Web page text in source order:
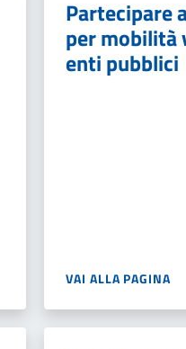
Partecipare
per mobilità
enti pubblici
VAI ALLA PAGINA